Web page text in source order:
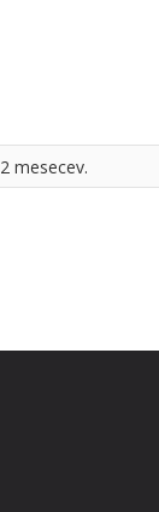
mesecev.